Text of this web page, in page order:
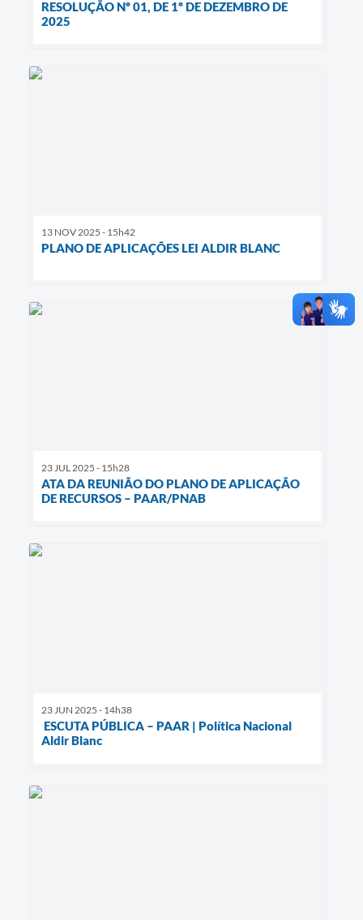
RESOLUÇÃO Nº 01, DE 1º DE DEZEMBRO DE
2025
13 NOV 2025 - 15h42
PLANO DE APLICAÇÕES LEI ALDIR BLANC
23 JUL 2025 - 15h28
ATA DA REUNIÃO DO PLANO DE APLICAÇÃO
DE RECURSOS – PAAR/PNAB
23 JUN 2025 - 14h38
ESCUTA PÚBLICA – PAAR | Política Nacional
Aldir Blanc